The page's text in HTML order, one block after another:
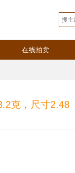
在线拍卖
克，尺寸2.48